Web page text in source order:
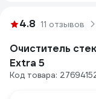
4.8 11 отзывов
Очиститель
Extra 5
Код товара: